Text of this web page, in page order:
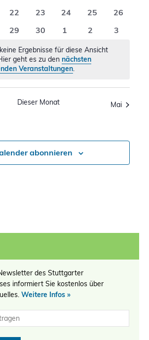
0
22
0
23
0
24
0
25
0
26
0
29
0
30
0
1
0
2
0
3
Ergebnisse für diese Ansicht
geht es zu den nächsten
Veranstaltungen.
Dieser Monat Mai
abonnieren
des Stuttgarter
informiert Sie kostenlos über
Weitere Infos »